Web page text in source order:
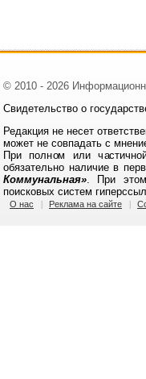
© 2010 - 2026
Свидетельство о
Редакция не несет
может не совпадать с
При полном или
обязательно наличие в
Коммунальная». При этом
поисковых систем
О нас Реклама на сайте